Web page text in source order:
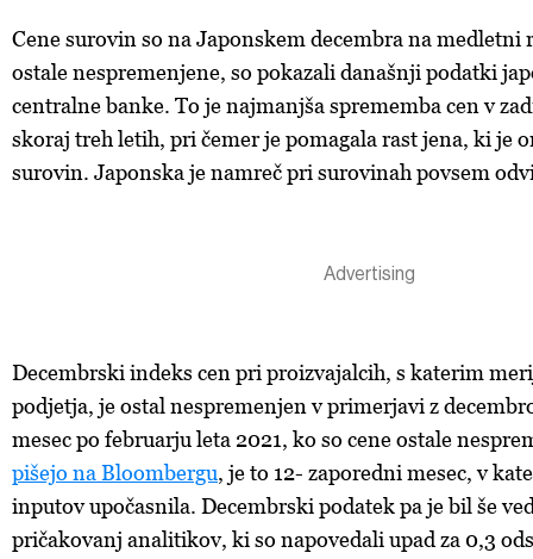
Cene surovin so na Japonskem decembra na medletni
ostale nespremenjene, so pokazali današnji podatki
centralne banke. To je najmanjša sprememba cen v
skoraj treh letih, pri čemer je pomagala rast jena, ki je
surovin. Japonska je namreč pri surovinah povsem
Decembrski indeks cen pri proizvajalcih, s katerim
podjetja, je ostal nespremenjen v primerjavi z
mesec po februarju leta 2021, ko so cene ostale
pišejo na Bloombergu, je to 12- zaporedni mesec, v
inputov upočasnila. Decembrski podatek pa je bil še
pričakovanj analitikov, ki so napovedali upad za 0,3